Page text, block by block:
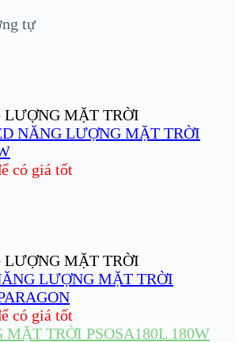
tự
MẶT TRỜI
NĂNG LƯỢNG MẶT TRỜI
có giá tốt
MẶT TRỜI
LƯỢNG MẶT TRỜI
có giá tốt